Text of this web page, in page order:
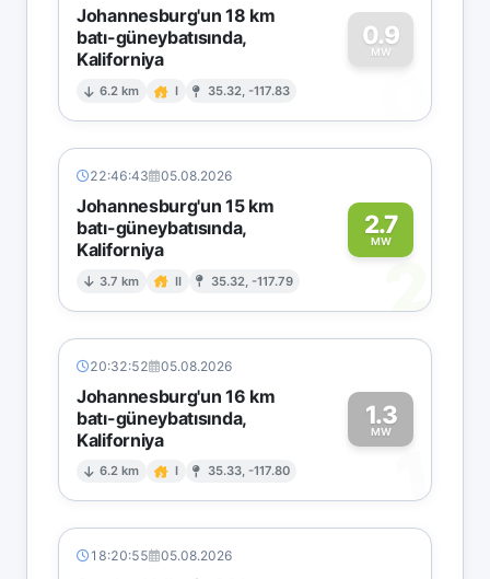
Johannesburg'un 18 km
batı-güneybatısında,
Kaliforniya
6.2 km I 35.32, -117.83
0.9
MW
0
22:46:43 05.08.2026
Johannesburg'un 15 km
batı-güneybatısında,
Kaliforniya
3.7 km II 35.32, -117.79
2.7
MW
2
20:32:52 05.08.2026
Johannesburg'un 16 km
batı-güneybatısında,
Kaliforniya
6.2 km I 35.33, -117.80
1.3
MW
1
18:20:55 05.08.2026